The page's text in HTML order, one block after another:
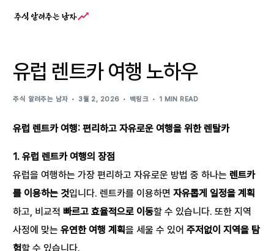
유럽 렌트카 여행 노하우
주식 알려주는 남자 3월 2, 2026 백링크 1 MIN READ
유럽 렌트카 여행: 편리하고 자유로운 여행을 위한 렌탈카
1. 유럽 렌트카 여행의 장점
유럽을 여행하는 가장 편리하고 자유로운 방법 중 하나는 렌트카
를 이용하는 것입니다. 렌트카를 이용하면자유롭게 일정을 계획
하고, 비교적빠르고 효율적으로 이동할 수 있습니다. 또한 지역
사정에 맞는유연한 여행 계획을 세울 수 있어주저없이 지역을 탐
험할 수 있습니다.